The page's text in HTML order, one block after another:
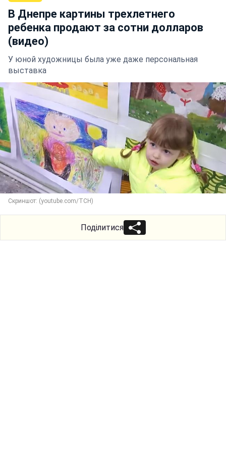
В Днепре картины трехлетнего
ребенка продают за сотни долларов
(видео)
У юной художницы была уже даже персональная
выставка
Скриншот: (youtube.com/ТСН)
Поділитися